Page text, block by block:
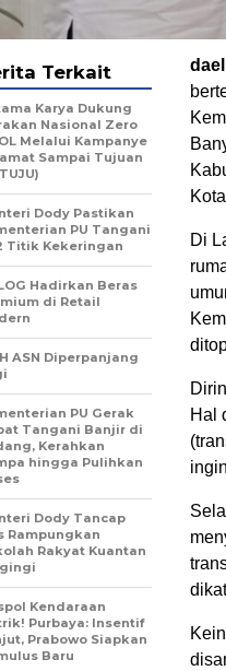
Di
Hal
Terkait
Karya Dukung
Nasional Zero
Melalui Kampanye
Sampai Tujuan
Dody Pastikan
PU Tangani
Titik Kekeringan
Hadirkan Beras
di Retail
ASN Diperpanjang
PU Gerak
Tangani Banjir di
Kerahkan
hingga Pulihkan
Dody Tancap
Rampungkan
Rakyat Kuantan
Kendaraan
Purbaya: Insentif
Prabowo Siapkan
Baru